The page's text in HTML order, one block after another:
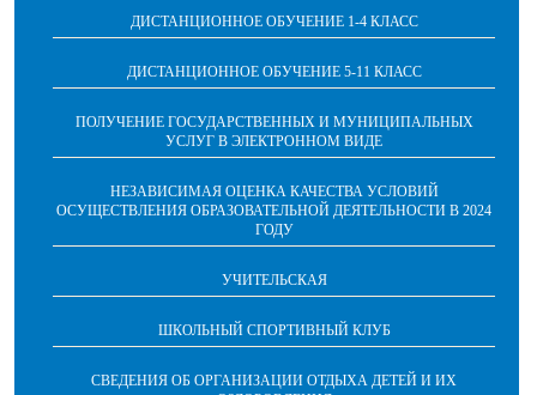
ДИСТАНЦИОННОЕ ОБУЧЕНИЕ 1-4 КЛАСС
ДИСТАНЦИОННОЕ ОБУЧЕНИЕ 5-11 КЛАСС
ПОЛУЧЕНИЕ ГОСУДАРСТВЕННЫХ И МУНИЦИПАЛЬНЫХ
УСЛУГ В ЭЛЕКТРОННОМ ВИДЕ
НЕЗАВИСИМАЯ ОЦЕНКА КАЧЕСТВА УСЛОВИЙ
ОСУЩЕСТВЛЕНИЯ ОБРАЗОВАТЕЛЬНОЙ ДЕЯТЕЛЬНОСТИ В 2024
ГОДУ
УЧИТЕЛЬСКАЯ
ШКОЛЬНЫЙ СПОРТИВНЫЙ КЛУБ
СВЕДЕНИЯ ОБ ОРГАНИЗАЦИИ ОТДЫХА ДЕТЕЙ И ИХ